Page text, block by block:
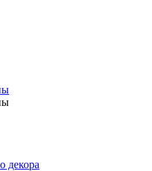
декора